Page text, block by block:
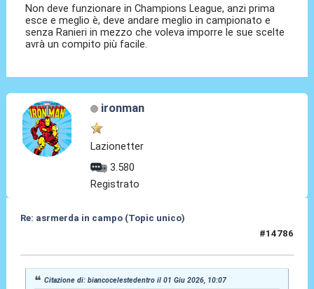
Non deve funzionare in Champions League, anzi prima
esce e meglio è, deve andare meglio in campionato e
senza Ranieri in mezzo che voleva imporre le sue scelte
avrà un compito più facile.
ironman
Lazionetter
3.580
Registrato
Re: asrmerda in campo (Topic unico)
#14786
Citazione di: biancocelestedentro il 01 Giu 2026, 10:07